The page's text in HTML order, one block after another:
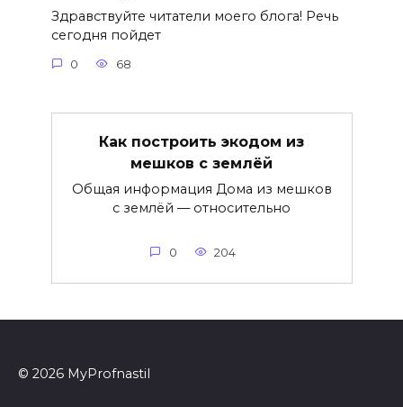
Здравствуйте читатели моего блога! Речь
сегодня пойдет
0 68
Как построить экодом из
мешков с землёй
Общая информация Дома из мешков
с землёй — относительно
0 204
© 2026 MyProfnastil